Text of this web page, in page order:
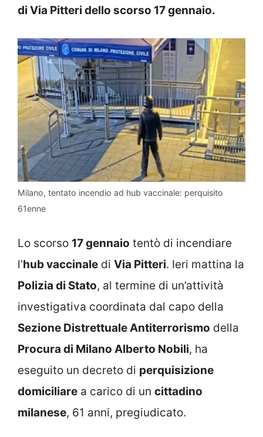
di Via Pitteri dello scorso 17 gennaio.
Milano, tentato incendio ad hub vaccinale: perquisito
61enne
Lo scorso 17 gennaio tentò di incendiare
l’hub vaccinale di Via Pitteri. Ieri mattina la
Polizia di Stato, al termine di un’attività
investigativa coordinata dal capo della
Sezione Distrettuale Antiterrorismo della
Procura di Milano Alberto Nobili, ha
eseguito un decreto di perquisizione
domiciliare a carico di un cittadino
milanese, 61 anni, pregiudicato.